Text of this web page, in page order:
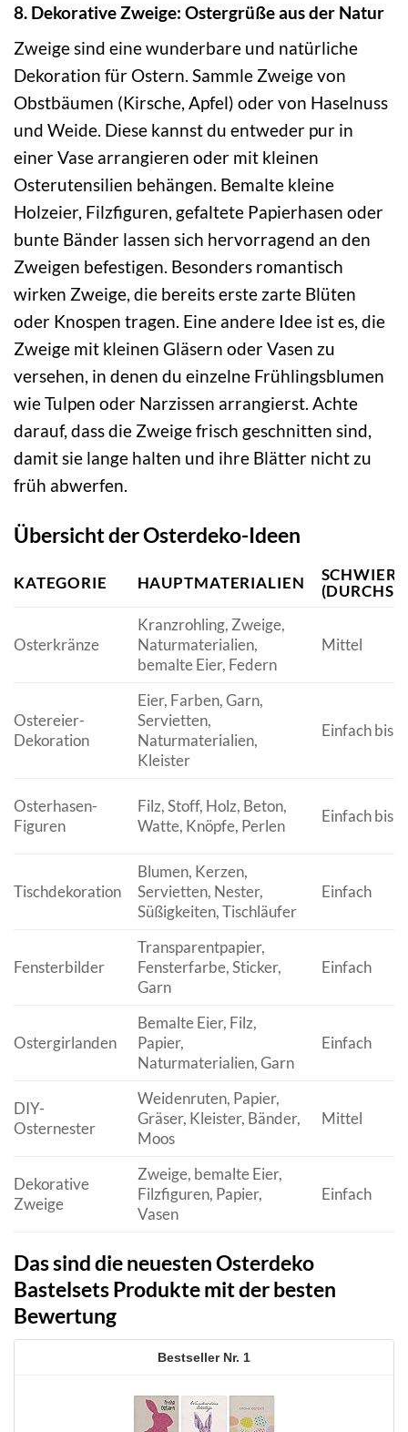
8. Dekorative Zweige: Ostergrüße aus der Natur
Zweige sind eine wunderbare und natürliche
Dekoration für Ostern. Sammle Zweige von
Obstbäumen (Kirsche, Apfel) oder von Haselnuss
und Weide. Diese kannst du entweder pur in
einer Vase arrangieren oder mit kleinen
Osterutensilien behängen. Bemalte kleine
Holzeier, Filzfiguren, gefaltete Papierhasen oder
bunte Bänder lassen sich hervorragend an den
Zweigen befestigen. Besonders romantisch
wirken Zweige, die bereits erste zarte Blüten
oder Knospen tragen. Eine andere Idee ist es, die
Zweige mit kleinen Gläsern oder Vasen zu
versehen, in denen du einzelne Frühlingsblumen
wie Tulpen oder Narzissen arrangierst. Achte
darauf, dass die Zweige frisch geschnitten sind,
damit sie lange halten und ihre Blätter nicht zu
früh abwerfen.
Übersicht der Osterdeko-Ideen
KATEGORIE HAUPTMATERIALIEN
Osterkränze
Kranzrohling, Zweige,
Naturmaterialien,
bemalte Eier, Federn
Mittel
Ostereier-
Dekoration
Eier, Farben, Garn,
Servietten,
Naturmaterialien,
Kleister
Einfach bis
Osterhasen-
Figuren
Filz, Stoff, Holz, Beton,
Watte, Knöpfe, Perlen
Einfach bis
Tischdekoration
Blumen, Kerzen,
Servietten, Nester,
Süßigkeiten, Tischläufer
Einfach
Fensterbilder
Transparentpapier,
Fensterfarbe, Sticker,
Garn
Einfach
Ostergirlanden
Bemalte Eier, Filz,
Papier,
Naturmaterialien, Garn
Einfach
DIY-
Osternester
Weidenruten, Papier,
Gräser, Kleister, Bänder,
Moos
Mittel
Dekorative
Zweige
Zweige, bemalte Eier,
Filzfiguren, Papier,
Vasen
Einfach
Das sind die neuesten Osterdeko
Bastelsets Produkte mit der besten
Bewertung
1